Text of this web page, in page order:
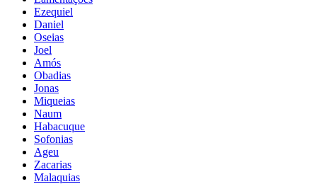
Ezequiel
Daniel
Oseias
Joel
Amós
Obadias
Jonas
Miqueias
Naum
Habacuque
Sofonias
Ageu
Zacarias
Malaquias